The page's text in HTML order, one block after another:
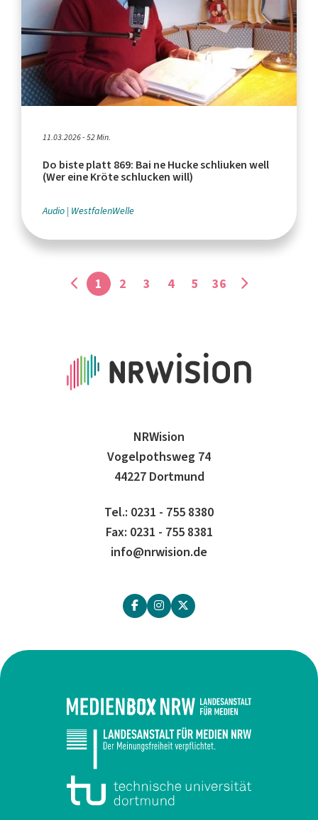
11.03.2026 - 52 Min.
Do biste platt 869: Bai ne Hucke schliuken well
(Wer eine Kröte schlucken will)
Audio WestfalenWelle
1 2 3 4 5 36
NRWision
Vogelpothsweg 74
44227 Dortmund
Tel.: 0231 - 755 8380
Fax: 0231 - 755 8381
info@nrwision.de